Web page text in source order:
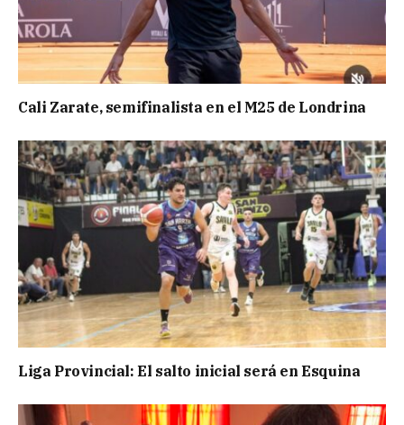
Cali Zarate, semifinalista en el M25 de Londrina
Liga Provincial: El salto inicial será en Esquina